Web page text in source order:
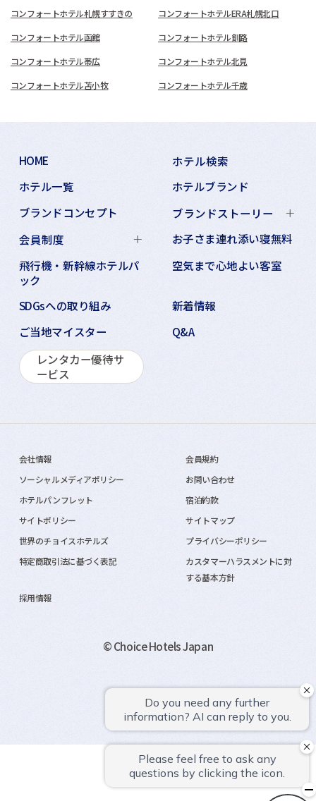
コンフォートホテル札幌すすきの コンフォートホテルERA札幌北口
コンフォートホテル函館 コンフォートホテル釧路
コンフォートホテル帯広 コンフォートホテル北見
コンフォートホテル苫小牧 コンフォートホテル千歳
HOME
ホテル検索
ホテル一覧
ホテルブランド
ブランドコンセプト
ブランドストーリー
会員制度
お子さま連れ添い寝無料
飛行機・新幹線ホテルパ
ック
空気まで心地よい客室
SDGsへの取り組み
新着情報
ご当地マイスター
Q&A
レンタカー優待サ
ービス
会社情報
会員規約
ソーシャルメディアポリシー
お問い合わせ
ホテルパンフレット
宿泊約款
サイトポリシー
サイトマップ
世界のチョイスホテルズ
プライバシーポリシー
特定商取引法に基づく表記
カスタマーハラスメントに対
する基本方針
採用情報
© Choice Hotels Japan